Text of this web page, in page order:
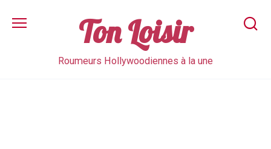
content
Ton Loisir
Roumeurs Hollywoodiennes à la une